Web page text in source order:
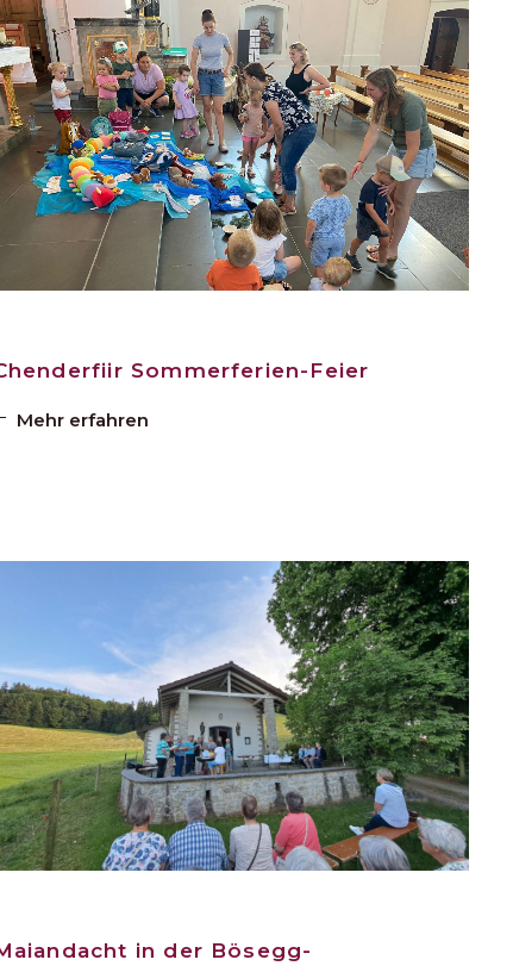
Sommerferien-Feier
Mehr erfahren
in der Bösegg-